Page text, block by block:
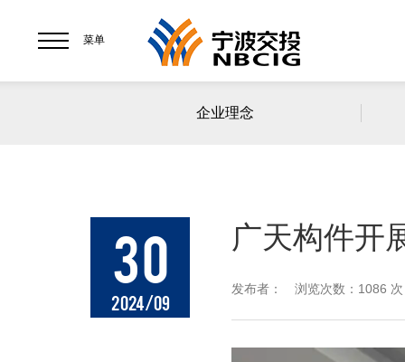
菜单
企业理念
30
2024/09
广天构件开
发布者： 浏览次数：1086 次